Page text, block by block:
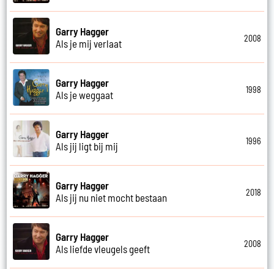
Garry Hagger
Als je mij verlaat
2008
Garry Hagger
Als je weggaat
1998
Garry Hagger
Als jij ligt bij mij
1996
Garry Hagger
Als jij nu niet mocht bestaan
2018
Garry Hagger
Als liefde vleugels geeft
2008